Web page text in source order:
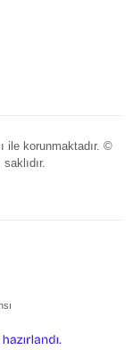
ile korunmaktadır. ©
paketleri